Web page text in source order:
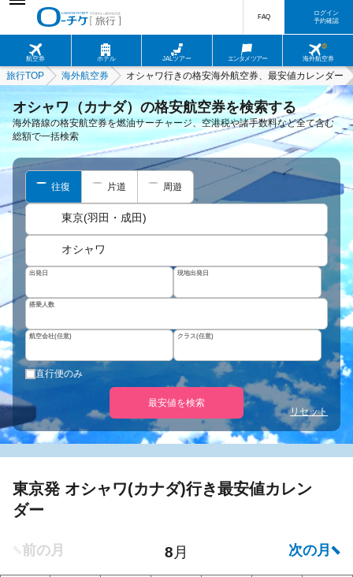
航空券 ホテル JALツアー エンタメツアー 海外航空券
FAQ
ログイン
予約確認
旅行TOP 海外航空券 オシャワ行きの格安海外航空券、最安値カレンダー
オシャワ（カナダ）の格安航空券を検索する
海外路線の格安航空券を燃油サーチャージ、空港税や諸手数料など全て含む
総額で一括検索
往復 片道 周遊
東京(羽田・成田)
オシャワ
出発日 現地出発日
搭乗人数
航空会社(任意) クラス(任意)
直行便のみ
最安値を検索
リセット
東京発 オシャワ(カナダ)行き最安値カレン
ダー